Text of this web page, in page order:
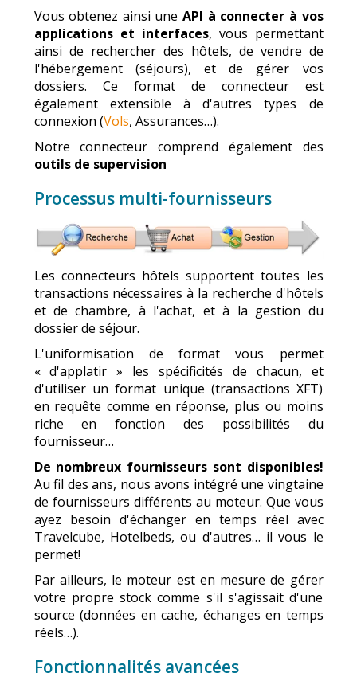
Vous obtenez ainsi une API à connecter à vos
applications et interfaces, vous permettant
ainsi de rechercher des hôtels, de vendre de
l'hébergement (séjours), et de gérer vos
dossiers. Ce format de connecteur est
également extensible à d'autres types de
connexion (Vols, Assurances…).
Notre connecteur comprend également des
outils de supervision
Processus multi-fournisseurs
Les connecteurs hôtels supportent toutes les
transactions nécessaires à la recherche d'hôtels
et de chambre, à l'achat, et à la gestion du
dossier de séjour.
L'uniformisation de format vous permet
« d'applatir » les spécificités de chacun, et
d'utiliser un format unique (transactions XFT)
en requête comme en réponse, plus ou moins
riche en fonction des possibilités du
fournisseur…
De nombreux fournisseurs sont disponibles!
Au fil des ans, nous avons intégré une vingtaine
de fournisseurs différents au moteur. Que vous
ayez besoin d'échanger en temps réel avec
Travelcube, Hotelbeds, ou d'autres… il vous le
permet!
Par ailleurs, le moteur est en mesure de gérer
votre propre stock comme s'il s'agissait d'une
source (données en cache, échanges en temps
réels…).
Fonctionnalités avancées